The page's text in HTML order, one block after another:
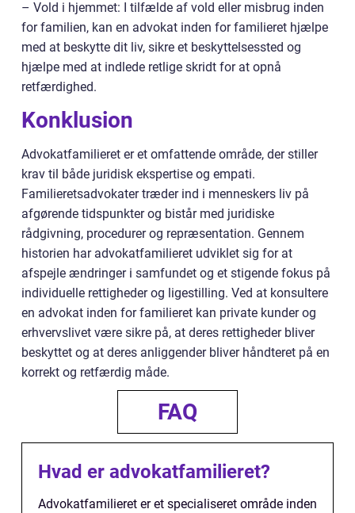
– Vold i hjemmet: I tilfælde af vold eller misbrug inden
for familien, kan en advokat inden for familieret hjælpe
med at beskytte dit liv, sikre et beskyttelsessted og
hjælpe med at indlede retlige skridt for at opnå
retfærdighed.
Konklusion
Advokatfamilieret er et omfattende område, der stiller
krav til både juridisk ekspertise og empati.
Familieretsadvokater træder ind i menneskers liv på
afgørende tidspunkter og bistår med juridiske
rådgivning, procedurer og repræsentation. Gennem
historien har advokatfamilieret udviklet sig for at
afspejle ændringer i samfundet og et stigende fokus på
individuelle rettigheder og ligestilling. Ved at konsultere
en advokat inden for familieret kan private kunder og
erhvervslivet være sikre på, at deres rettigheder bliver
beskyttet og at deres anliggender bliver håndteret på en
korrekt og retfærdig måde.
FAQ
Hvad er advokatfamilieret?
Advokatfamilieret er et specialiseret område inden